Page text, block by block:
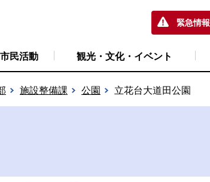
緊急情報
市民活動 観光・文化・イベント
施設整備課 公園 立花台大道田公園